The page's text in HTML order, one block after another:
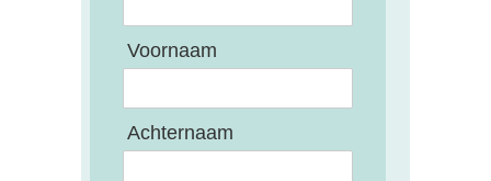
Voornaam
Achternaam